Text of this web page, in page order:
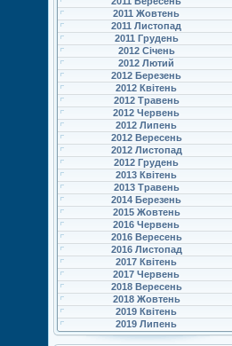
2011 Жовтень
2011 Листопад
2011 Грудень
2012 Січень
2012 Лютий
2012 Березень
2012 Квітень
2012 Травень
2012 Червень
2012 Липень
2012 Вересень
2012 Листопад
2012 Грудень
2013 Квітень
2013 Травень
2014 Березень
2015 Жовтень
2016 Червень
2016 Вересень
2016 Листопад
2017 Квітень
2017 Червень
2018 Вересень
2018 Жовтень
2019 Квітень
2019 Липень